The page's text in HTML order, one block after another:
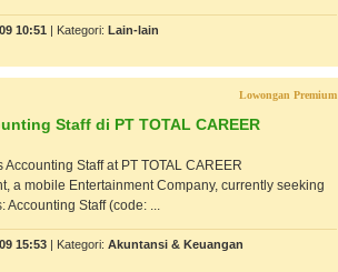
10:51 | Kategori: Lain-lain
Lowongan Premium
Staff di PT TOTAL CAREER
Staff at PT TOTAL CAREER
a mobile Entertainment Company, currently seeking
Accounting Staff (code: ...
15:53 | Kategori: Akuntansi & Keuangan